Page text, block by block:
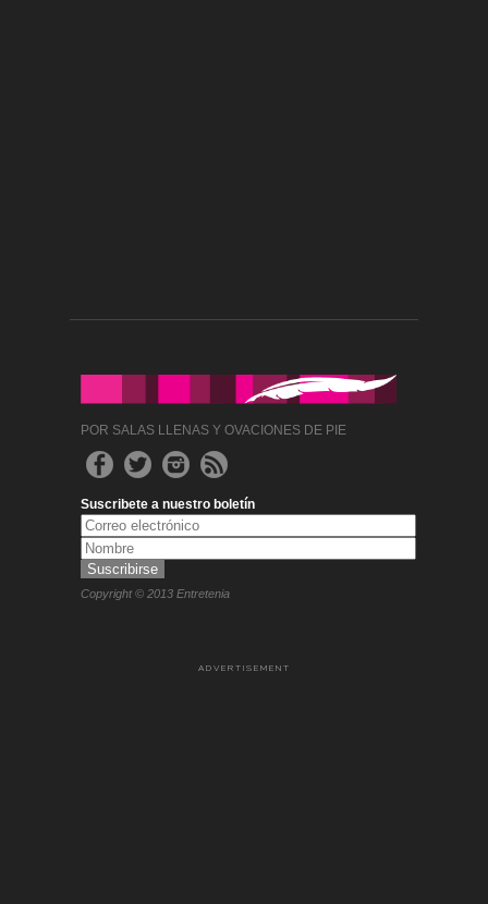
POR SALAS LLENAS Y OVACIONES DE PIE
Suscribete a nuestro boletín
Copyright © 2013 Entretenia
ADVERTISEMENT